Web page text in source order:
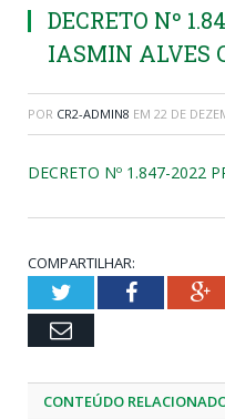
DECRETO Nº
IASMIN ALVES
POR CR2-ADMIN8 EM 22 DE
DECRETO Nº 1.847-2022
COMPARTILHAR:
TwitterFacebook
Email
CONTEÚDO